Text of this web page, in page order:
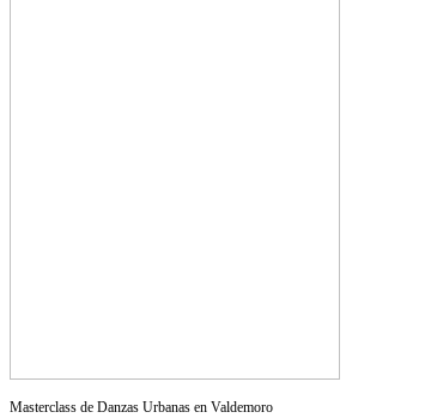
Masterclass de Danzas Urbanas en Valdemoro